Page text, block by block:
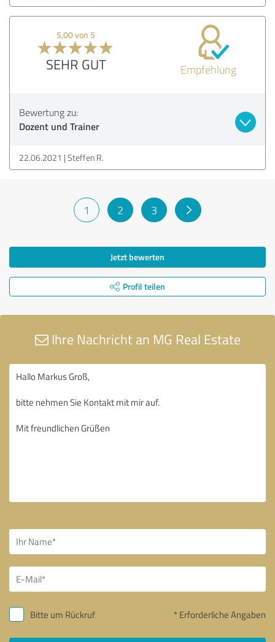
5,00 von 5
SEHR GUT Empfehlung
Bewertung zu:
Dozent und Trainer
22.06.2021 Steffen R.
1 2 3
Jetzt bewerten
Profil teilen
Ihre Nachricht an MG Real Estate
Bitte um Rückruf * Erforderliche Angaben